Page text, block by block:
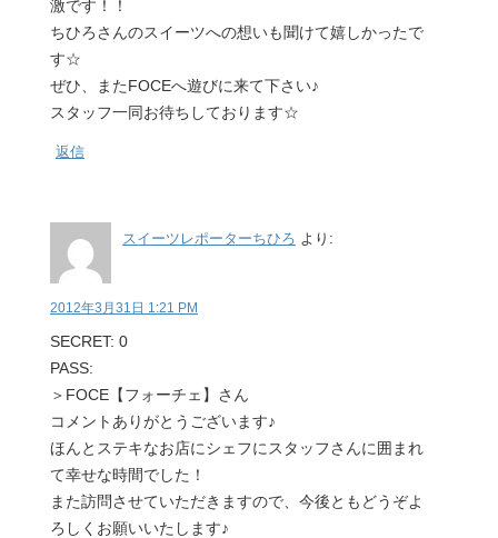
激です！！
ちひろさんのスイーツへの想いも聞けて嬉しかったで
す☆
ぜひ、またFOCEへ遊びに来て下さい♪
スタッフ一同お待ちしております☆
返信
スイーツレポーターちひろ より:
2012年3月31日 1:21 PM
SECRET: 0
PASS:
＞FOCE【フォーチェ】さん
コメントありがとうございます♪
ほんとステキなお店にシェフにスタッフさんに囲まれ
て幸せな時間でした！
また訪問させていただきますので、今後ともどうぞよ
ろしくお願いいたします♪